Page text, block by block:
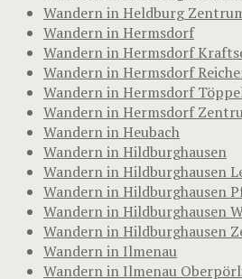
Wandern in Heldburg
Wandern in Hermsdorf
Wandern in Hermsdorf
Wandern in Hermsdorf
Wandern in Hermsdorf
Wandern in Hermsdorf
Wandern in Heubach
Wandern in Hildburghausen
Wandern in Hildburghausen
Wandern in Hildburghausen
Wandern in Hildburghausen
Wandern in Hildburghausen
Wandern in Ilmenau
Wandern in Ilmenau